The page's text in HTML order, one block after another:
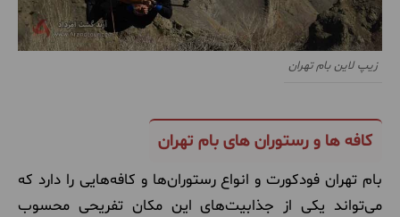
زیپ لاین بام تهران
کافه‌ ها و رستوران‌ های بام تهران
بام تهران فودکورت و انواع رستوران‌ها و کافه‌هایی را دارد که
می‌تواند یکی از جذابیت‌های این مکان تفریحی محسوب